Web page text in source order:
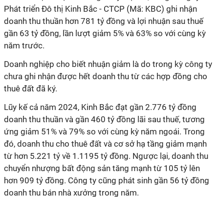
Phát triển Đô thị Kinh Bắc - CTCP (Mã: KBC) ghi nhận
doanh thu thuần hơn 781 tỷ đồng và lợi nhuận sau thuế
gần 63 tỷ đồng, lần lượt giảm 5% và 63% so với cùng kỳ
năm trước.
Doanh nghiệp cho biết nhuận giảm là do trong kỳ công ty
chưa ghi nhận được hết doanh thu từ các hợp đồng cho
thuê đất đã ký.
Lũy kế cả năm 2024, Kinh Bắc đạt gần 2.776 tỷ đồng
doanh thu thuần và gần 460 tỷ đồng lãi sau thuế, tương
ứng giảm 51% và 79% so với cùng kỳ năm ngoái. Trong
đó, doanh thu cho thuê đất và cơ sở hạ tầng giảm mạnh
từ hơn 5.221 tỷ về 1.1195 tỷ đồng. Ngược lại, doanh thu
chuyển nhượng bất động sản tăng mạnh từ 105 tỷ lên
hơn 909 tỷ đồng. Công ty cũng phát sinh gần 56 tỷ đồng
doanh thu bán nhà xưởng trong năm.